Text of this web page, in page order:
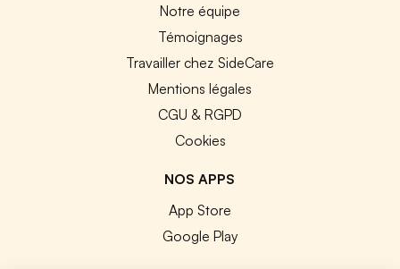
Notre équipe
Témoignages
Travailler chez SideCare
Mentions légales
CGU & RGPD
Cookies
NOS APPS
App Store
Google Play